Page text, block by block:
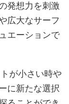
発想力を刺激
広大なサーフ
エーションで
が小さい時や
に新たな選択